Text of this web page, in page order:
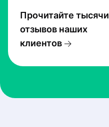
Прочитайте тысячи
отзывов наших
клиентов